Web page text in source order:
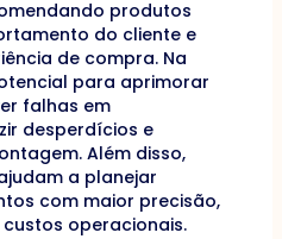
produtos
do cliente e
de compra. Na
para aprimorar
falhas em
desperdícios e
Além disso,
a planejar
com maior precisão,
operacionais.